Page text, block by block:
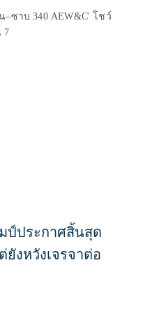
ซาบ 340 AEW&C' โชว์
7
ป์ประกาศสิ้นสุด
งหวังเจรจาต่อ